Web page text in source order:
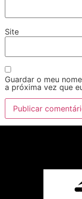
Site
Guardar o meu
a próxima vez que